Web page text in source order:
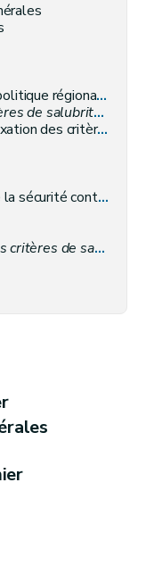
du logement
et de la présence de détecteurs d'incendie
des critères de salubrité
les risques d'incendie des logements par la présence de détecteurs d'incendie
la présence de détecteurs d'incendie
l'habitat durable